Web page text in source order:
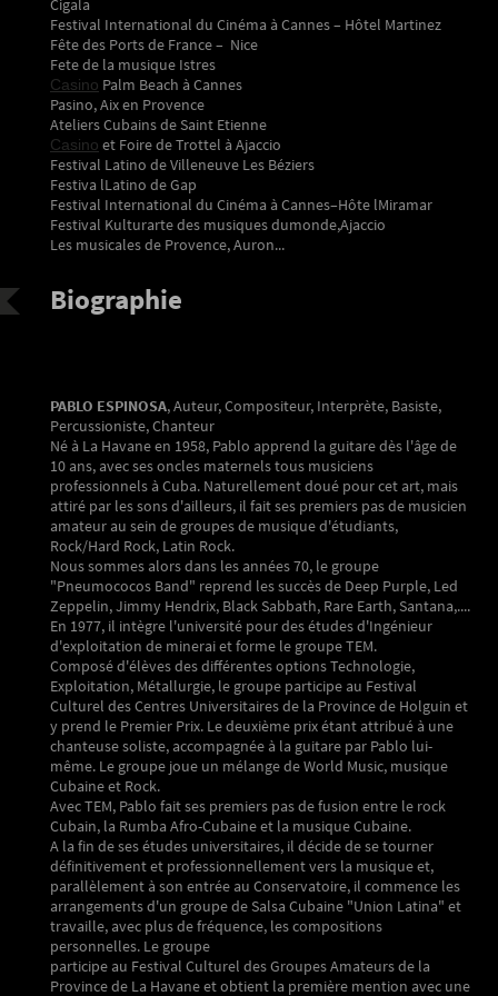
Cigala
Festival International du Cinéma à Cannes – Hôtel Martinez
Fête des Ports de France – Nice
Fete de la musique Istres
Casino Palm Beach à Cannes
Pasino, Aix en Provence
Ateliers Cubains de Saint Etienne
Casino et Foire de Trottel à Ajaccio
Festival Latino de Villeneuve Les Béziers
Festiva lLatino de Gap
Festival International du Cinéma à Cannes–Hôte lMiramar
Festival Kulturarte des musiques dumonde,Ajaccio
Les musicales de Provence, Auron...
Biographie
PABLO ESPINOSA, Auteur, Compositeur, Interprète, Basiste,
Percussioniste, Chanteur
Né à La Havane en 1958, Pablo apprend la guitare dès l'âge de
10 ans, avec ses oncles maternels tous musiciens
professionnels à Cuba. Naturellement doué pour cet art, mais
attiré par les sons d'ailleurs, il fait ses premiers pas de musicien
amateur au sein de groupes de musique d'étudiants,
Rock/Hard Rock, Latin Rock.
Nous sommes alors dans les années 70, le groupe
"Pneumococos Band" reprend les succès de Deep Purple, Led
Zeppelin, Jimmy Hendrix, Black Sabbath, Rare Earth, Santana,....
En 1977, il intègre l'université pour des études d'Ingénieur
d'exploitation de minerai et forme le groupe TEM.
Composé d'élèves des différentes options Technologie,
Exploitation, Métallurgie, le groupe participe au Festival
Culturel des Centres Universitaires de la Province de Holguin et
y prend le Premier Prix. Le deuxième prix étant attribué à une
chanteuse soliste, accompagnée à la guitare par Pablo lui-
même. Le groupe joue un mélange de World Music, musique
Cubaine et Rock.
Avec TEM, Pablo fait ses premiers pas de fusion entre le rock
Cubain, la Rumba Afro-Cubaine et la musique Cubaine.
A la fin de ses études universitaires, il décide de se tourner
définitivement et professionnellement vers la musique et,
parallèlement à son entrée au Conservatoire, il commence les
arrangements d'un groupe de Salsa Cubaine "Union Latina" et
travaille, avec plus de fréquence, les compositions
personnelles. Le groupe
participe au Festival Culturel des Groupes Amateurs de la
Province de La Havane et obtient la première mention avec une